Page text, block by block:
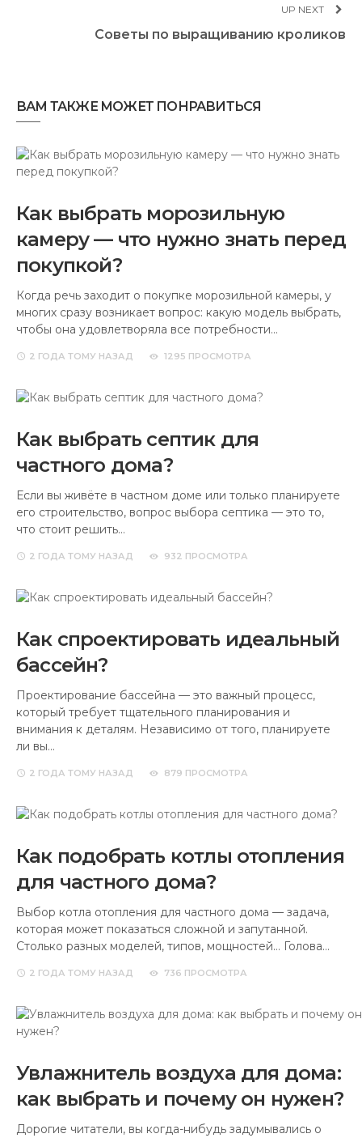
UP NEXT
Советы по выращиванию кроликов
ВАМ ТАКЖЕ МОЖЕТ ПОНРАВИТЬСЯ
Как выбрать морозильную
камеру — что нужно знать перед
покупкой?
Когда речь заходит о покупке морозильной камеры, у
многих сразу возникает вопрос: какую модель выбрать,
чтобы она удовлетворяла все потребности…
2 ГОДА ТОМУ НАЗАД 1295 ПРОСМОТРА
Как выбрать септик для
частного дома?
Если вы живёте в частном доме или только планируете
его строительство, вопрос выбора септика — это то,
что стоит решить…
2 ГОДА ТОМУ НАЗАД 932 ПРОСМОТРА
Как спроектировать идеальный
бассейн?
Проектирование бассейна — это важный процесс,
который требует тщательного планирования и
внимания к деталям. Независимо от того, планируете
ли вы…
2 ГОДА ТОМУ НАЗАД 879 ПРОСМОТРА
Как подобрать котлы отопления
для частного дома?
Выбор котла отопления для частного дома — задача,
которая может показаться сложной и запутанной.
Столько разных моделей, типов, мощностей… Голова…
2 ГОДА ТОМУ НАЗАД 736 ПРОСМОТРА
Увлажнитель воздуха для дома:
как выбрать и почему он нужен?
Дорогие читатели, вы когда-нибудь задумывались о